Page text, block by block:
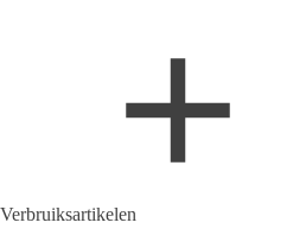
Verbruiksartikelen